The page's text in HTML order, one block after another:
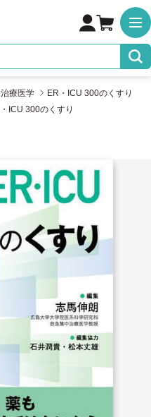
療医学
ER・ICU 300のくすり
ICU 300のくすり